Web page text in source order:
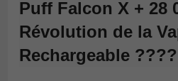
Puff Falcon X + 28
Révolution de la
Rechargeable ????